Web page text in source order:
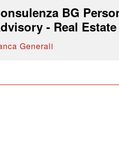
BG
- Real Estate
Generali